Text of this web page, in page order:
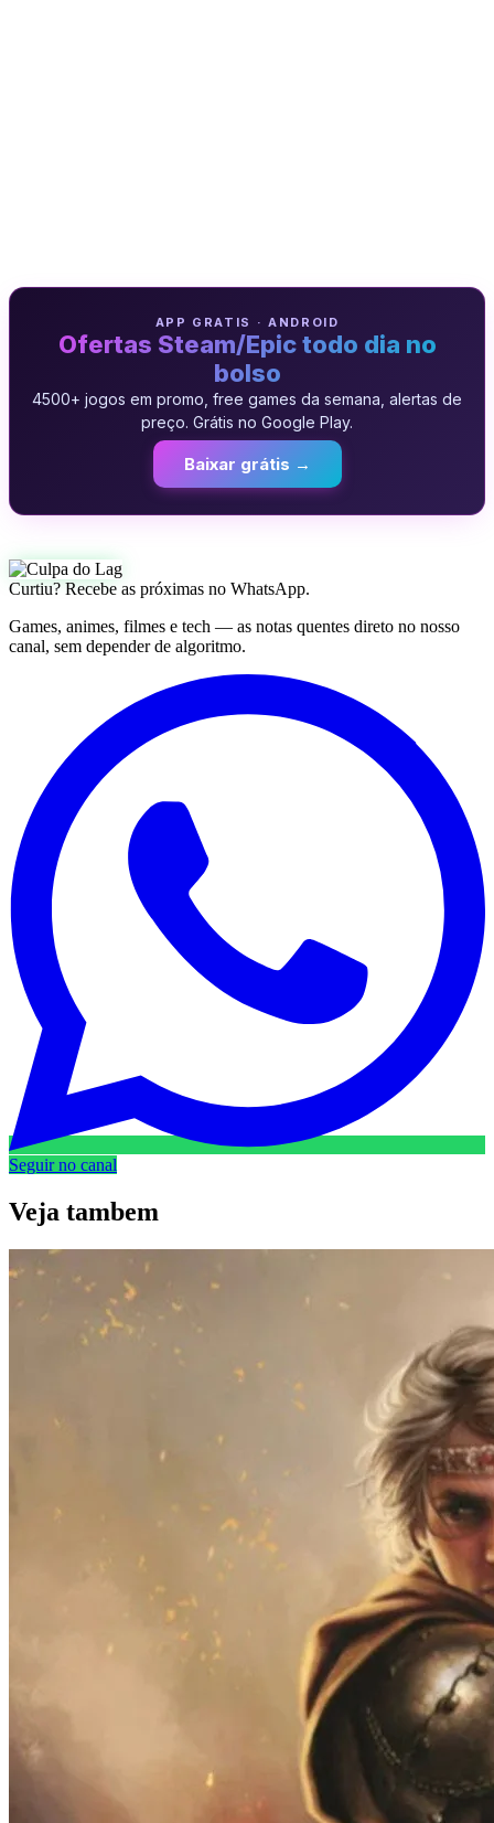
APP GRATIS · ANDROID
Ofertas Steam/Epic todo dia no
bolso
4500+ jogos em promo, free games da semana, alertas de
preço. Grátis no Google Play.
Baixar grátis →
Curtiu? Recebe as próximas no WhatsApp.
Games, animes, filmes e tech — as notas quentes direto no nosso
canal, sem depender de algoritmo.
Seguir no canal
Veja tambem